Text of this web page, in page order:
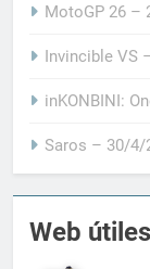
MotoGP 26 –
Invincible VS
inKONBINI:
Saros – 30/4/
Web útiles